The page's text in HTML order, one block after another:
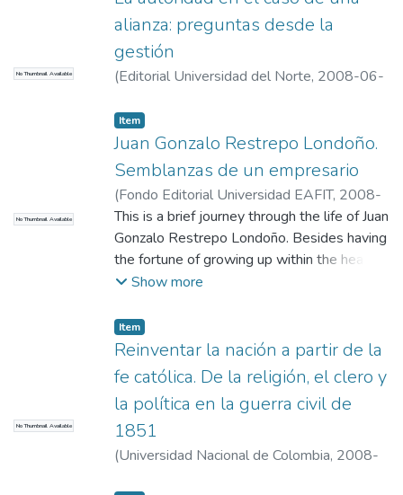
No Thumbnail Available
alianza: preguntas desde la
gestión
(Editorial Universidad del Norte, 2008-06-
No Thumbnail Available
Item
Juan Gonzalo Restrepo Londoño.
Semblanzas de un empresario
(Fondo Editorial Universidad EAFIT, 2008-
06-15 ) Campuzano, J.
This is a brief journey through the life of Juan
Gonzalo Restrepo Londoño. Besides having
the fortune of growing up within the heart of
a traditional family of Antioquia, he became
youth, which allowed him to engag
Show more
No Thumbnail Available
Item
Reinventar la nación a partir de la
fe católica. De la religión, el clero y
la política en la guerra civil de
1851
(Universidad Nacional de Colombia, 2008-